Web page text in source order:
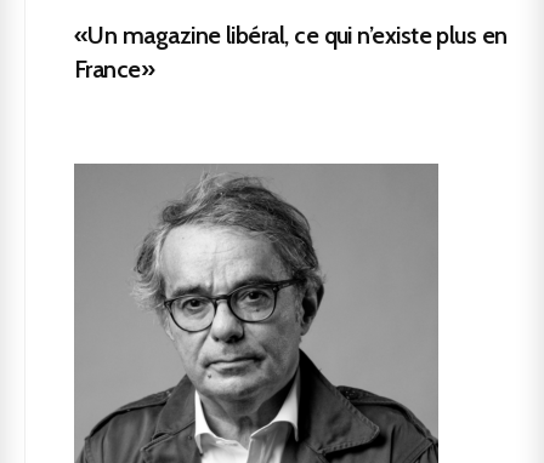
«Un magazine libéral, ce qui n’existe plus en
France»